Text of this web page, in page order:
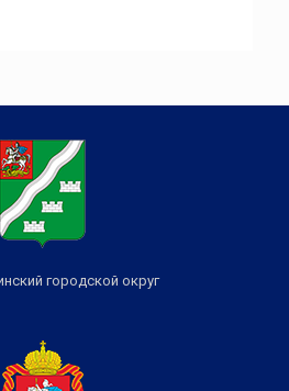
городской округ